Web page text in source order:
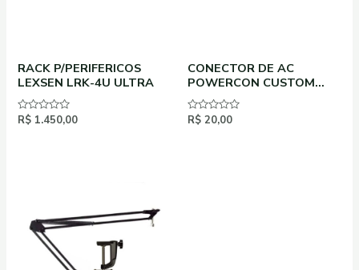
RACK P/PERIFERICOS
LEXSEN LRK-4U ULTRA
Avaliação
R$ 1.450,00
CONECTOR DE AC
POWERCON CUSTOM
SOUND MACHO AZUL
20A/250V – ENTRADA
Avaliação
R$ 20,00